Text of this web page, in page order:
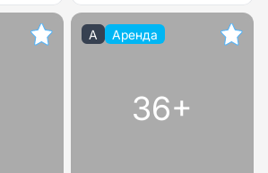
A Аренда
36+